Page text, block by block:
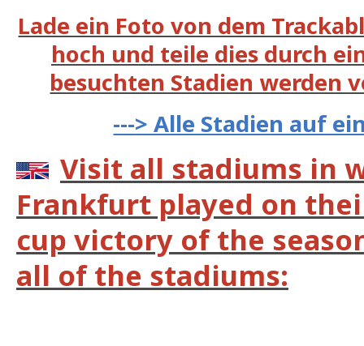
Lade ein Foto von dem
hoch und teile dies durch
besuchten Stadien werden
---> Alle Stadien auf
Visit all stadiums in
Frankfurt played on
cup victory of the
all of the stadiums: